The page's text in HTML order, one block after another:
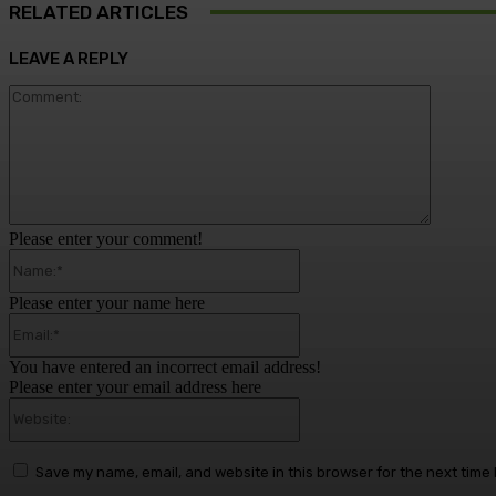
RELATED ARTICLES
LEAVE A REPLY
Please enter your comment!
Please enter your name here
You have entered an incorrect email address!
Please enter your email address here
Save my name, email, and website in this browser for the next time